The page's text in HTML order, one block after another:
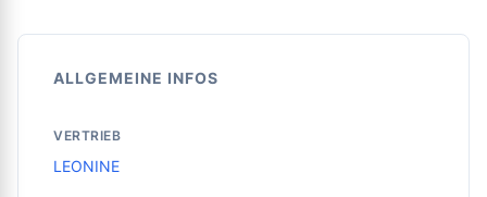
ALLGEMEINE INFOS
VERTRIEB
LEONINE